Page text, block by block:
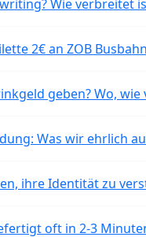
Wie verbreitet
2€ an ZOB
geben? Wo,
Was wir ehrlich
ihre Identität zu
oft in 2-3